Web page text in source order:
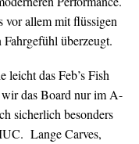
vor allem mit flüssigen
überzeugt.
leicht das Feb’s Fish
das Board nur im A-
sicherlich besonders
Lange Carves,